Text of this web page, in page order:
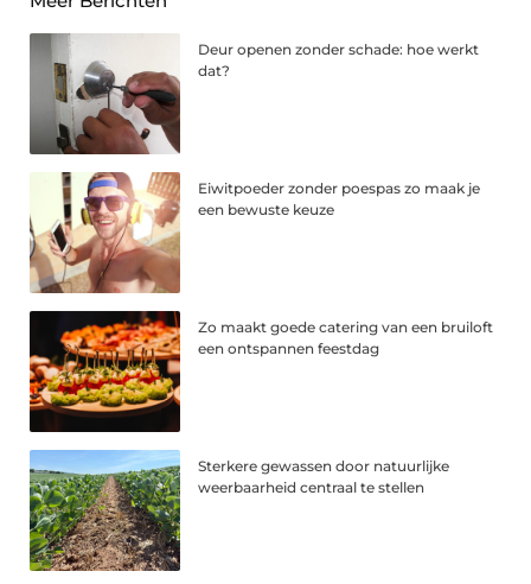
Deur openen zonder schade: hoe werkt
dat?
Eiwitpoeder zonder poespas zo maak je
een bewuste keuze
Zo maakt goede catering van een bruiloft
een ontspannen feestdag
Sterkere gewassen door natuurlijke
weerbaarheid centraal te stellen